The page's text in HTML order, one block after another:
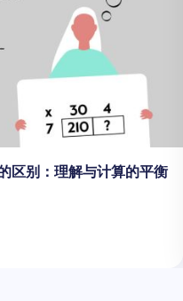
区别：理解与计算的平衡